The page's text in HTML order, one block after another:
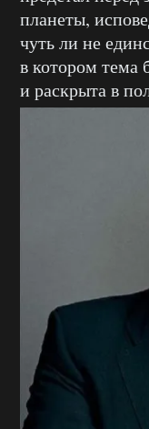
планеты,
чуть ли не
в котором тема
и раскрыта в